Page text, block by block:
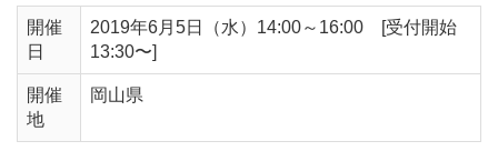
開催
日
2019年6月5日（水）14:00～16:00 [受付開始
13:30〜]
開催
地
岡山県